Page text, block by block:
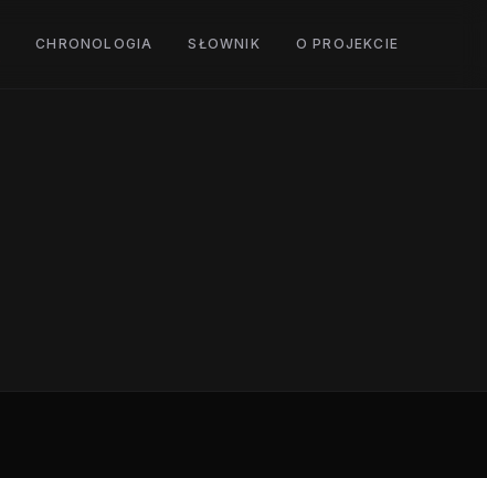
CHRONOLOGIA SŁOWNIK O PROJEKCIE